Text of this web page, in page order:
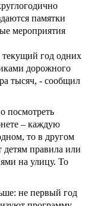
памятки
мероприятия
текущий год одних
дорожного
тысяч, - сообщил
посмотреть
– каждую
то в другом
детям правила или
на улицу. То
не первый год